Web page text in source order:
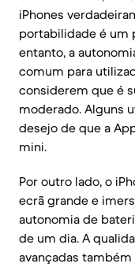
iPhones
portabilidade é um
entanto, a
comum para
considerem que é
moderado. Alguns
desejo de que a
mini.
Por outro lado, o
ecrã grande e
autonomia de
de um dia. A
avançadas